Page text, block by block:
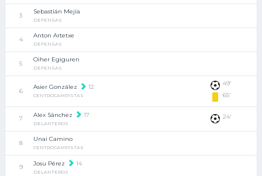
3
Sebastián Mejía
DEFENSAS
4
Anton Artetxe
DEFENSAS
5
Oiher Egiguren
DEFENSAS
6
Asier González 12
CENTROCAMPISTAS
49'
65'
7 Alex Sánchez 17
DELANTEROS
24'
8
Unai Camino
CENTROCAMPISTAS
9 Josu Pérez 14
DELANTEROS